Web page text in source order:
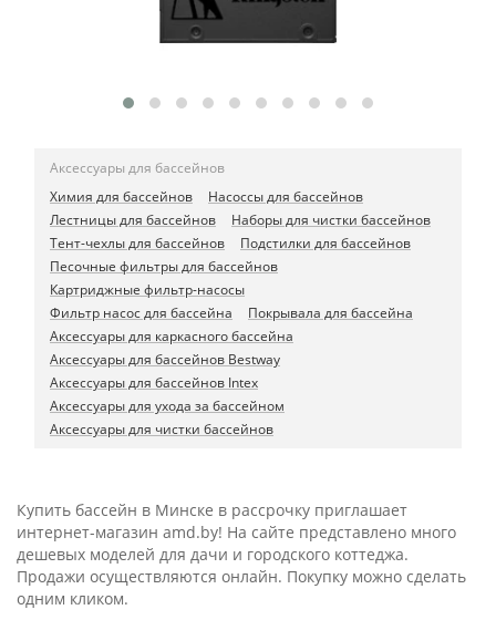
Аксессуары для бассейнов
Химия для бассейнов
Насоссы для бассейнов
Лестницы для бассейнов
Наборы для чистки бассейнов
Тент-чехлы для бассейнов
Подстилки для бассейнов
Песочные фильтры для бассейнов
Картриджные фильтр-насосы
Фильтр насос для бассейна
Покрывала для бассейна
Аксессуары для каркасного бассейна
Аксессуары для бассейнов Bestway
Аксессуары для бассейнов Intex
Аксессуары для ухода за бассейном
Аксессуары для чистки бассейнов
Купить бассейн в Минске в рассрочку приглашает
интернет-магазин amd.by! На сайте представлено много
дешевых моделей для дачи и городского коттеджа.
Продажи осуществляются онлайн. Покупку можно сделать
одним кликом.